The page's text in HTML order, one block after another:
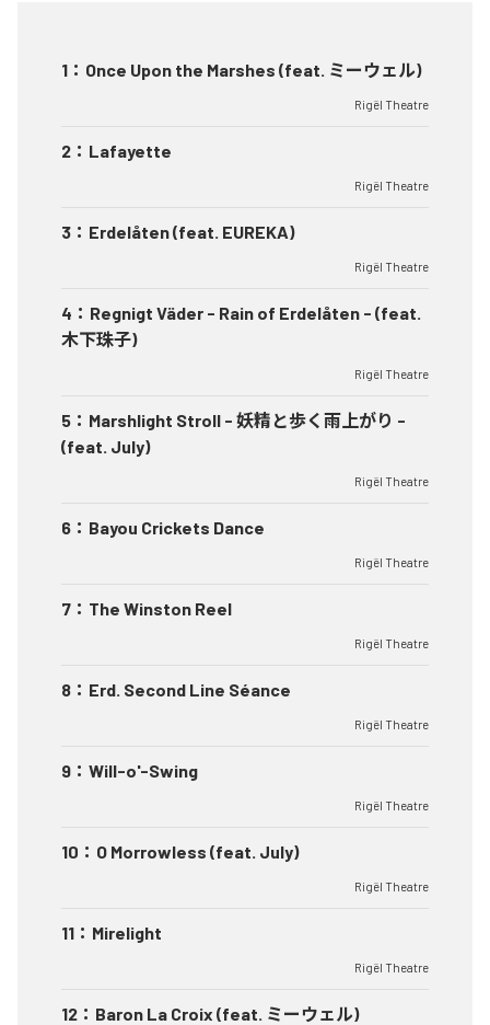
1 ： Once Upon the Marshes (feat. ミーウェル)
Rigël Theatre
2 ： Lafayette
Rigël Theatre
3 ： Erdelåten (feat. EUREKA)
Rigël Theatre
4 ： Regnigt Väder - Rain of Erdelåten - (feat.
木下珠子)
Rigël Theatre
5 ： Marshlight Stroll - 妖精と歩く雨上がり -
(feat. July)
Rigël Theatre
6 ： Bayou Crickets Dance
Rigël Theatre
7 ： The Winston Reel
Rigël Theatre
8 ： Erd. Second Line Séance
Rigël Theatre
9 ： Will-o'-Swing
Rigël Theatre
10 ： O Morrowless (feat. July)
Rigël Theatre
11 ： Mirelight
Rigël Theatre
12 ： Baron La Croix (feat. ミーウェル)